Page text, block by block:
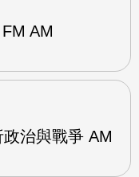
AM
治與戰爭 AM